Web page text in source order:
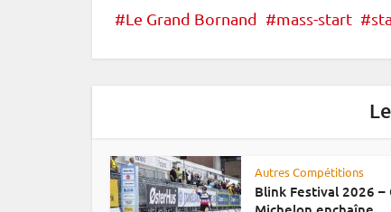
Le Grand Bornand mass-start
Autres Compétitions
Blink Festival 2026 –